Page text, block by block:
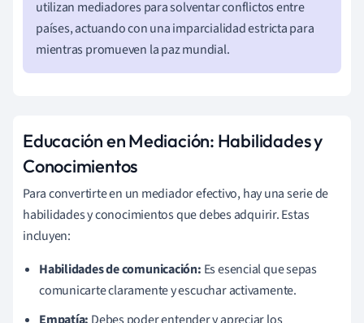
utilizan mediadores para solventar conflictos entre
países, actuando con una imparcialidad estricta para
mientras promueven la paz mundial.
Educación en Mediación: Habilidades y
Conocimientos
Para convertirte en un mediador efectivo, hay una serie de
habilidades y conocimientos que debes adquirir. Estas
incluyen:
Habilidades de comunicación: Es esencial que sepas
comunicarte claramente y escuchar activamente.
Empatía: Debes poder entender y apreciar los